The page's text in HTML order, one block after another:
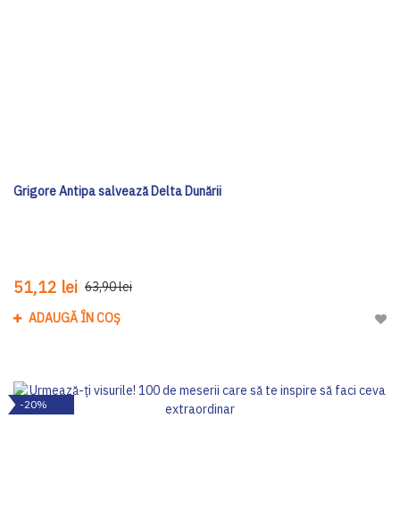
Grigore Antipa salvează Delta Dunării
51,12 lei 63,90 lei
ADAUGĂ ÎN COȘ
-20%